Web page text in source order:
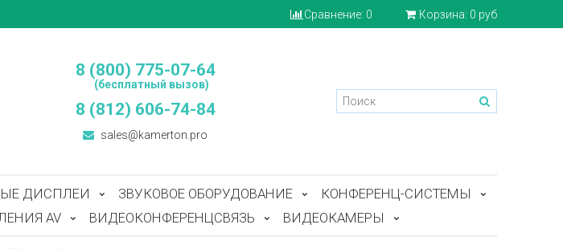
Сравнение: 0 Корзина: 0 руб
8 (800) 775-07-64
(бесплатный вызов)
8 (812) 606-74-84
sales@kamerton.pro
ДИСПЛЕИ ЗВУКОВОЕ ОБОРУДОВАНИЕ
КОНФЕРЕНЦ-СИСТЕМЫ
AV ВИДЕОКОНФЕРЕНЦСВЯЗЬ ВИДЕОКАМЕРЫ